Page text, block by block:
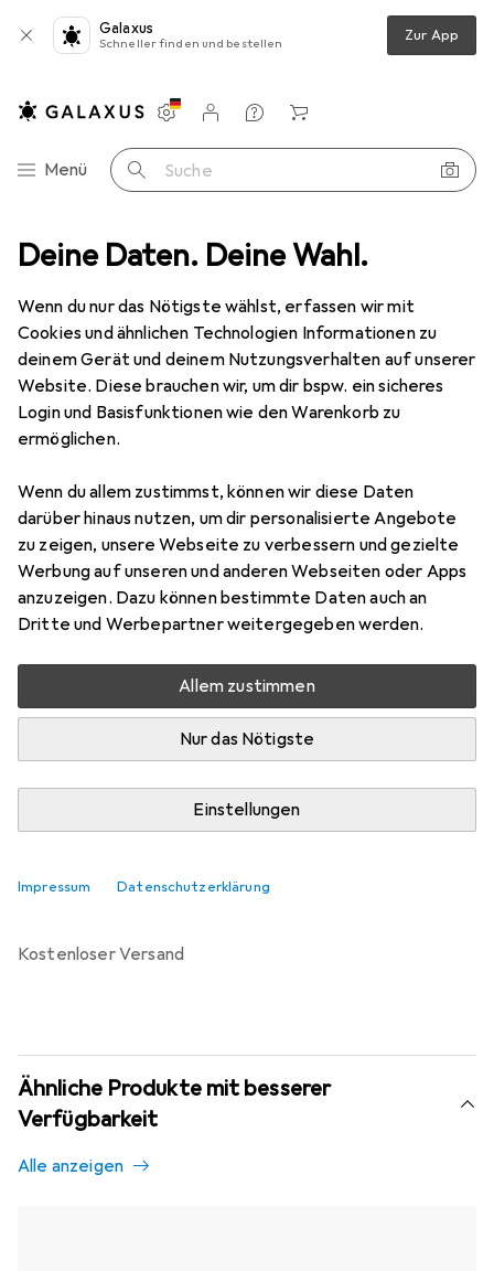
Deine Daten. Deine Wahl.
Wenn du nur das Nötigste wählst, erfassen wir mit
Cookies und ähnlichen Technologien Informationen zu
deinem Gerät und deinem Nutzungsverhalten auf unserer
Website. Diese brauchen wir, um dir bspw. ein sicheres
Login und Basisfunktionen wie den Warenkorb zu
ermöglichen.
Wenn du allem zustimmst, können wir diese Daten
darüber hinaus nutzen, um dir personalisierte Angebote
zu zeigen, unsere Webseite zu verbessern und gezielte
Werbung auf unseren und anderen Webseiten oder Apps
anzuzeigen. Dazu können bestimmte Daten auch an
Dritte und Werbepartner weitergegeben werden.
Allem zustimmen
Nur das Nötigste
Einstellungen
Impressum Datenschutzerklärung
Galaxus
Schneller finden und bestellen Zur App
Navigation nach Kategorien
Menü Suche
Einstellungen
Kundenkonto
Vergleichslisten
Merklisten
Warenkorb
Video Zubehör SmallHD Sonnenschutz der Serie 1300
SmallHDSonnenschutz der Serie 1300
Monitor Zubehör
Preis in EUR inkl. MwSt.
EUR
329,–
Bewertungen Marke
Mehr von SmallHD
Nur 1 Stück an Lager beim Lieferanten
Benachrichtigen, wenn schneller verfügbar
In den Warenkorb
Vergleichen
kostenloser Versand
Ähnliche Produkte mit besserer
Verfügbarkeit
Alle anzeigen